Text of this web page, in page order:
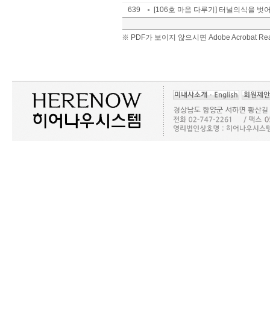
639
[106호 마음 다루기] 터널의식을 벗
※ PDF가 보이지 않으시면 Adobe Acrobat